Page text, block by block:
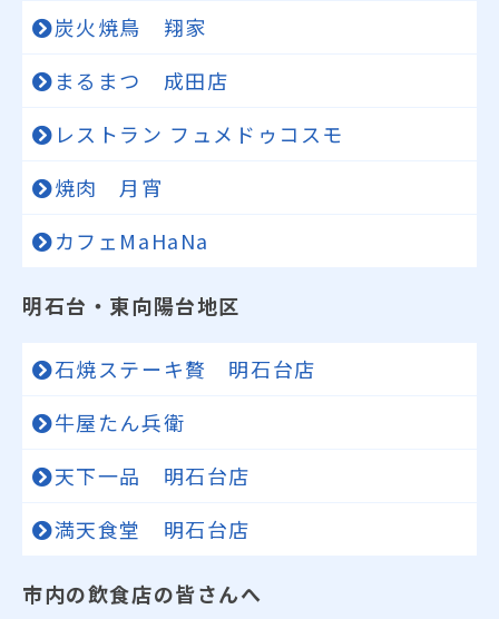
炭火焼鳥 翔家
まるまつ 成田店
レストラン フュメドゥコスモ
焼肉 月宵
カフェMaHaNa
明石台・東向陽台地区
石焼ステーキ贅 明石台店
牛屋たん兵衛
天下一品 明石台店
満天食堂 明石台店
市内の飲食店の皆さんへ